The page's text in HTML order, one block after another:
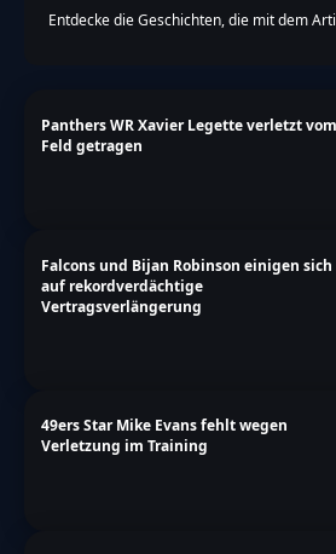
Entdecke die Geschichten, die mit dem
Panthers WR Xavier Legette verletzt vom
Feld getragen
Falcons und Bijan Robinson einigen sich
auf rekordverdächtige
Vertragsverlängerung
49ers Star Mike Evans fehlt wegen
Verletzung im Training